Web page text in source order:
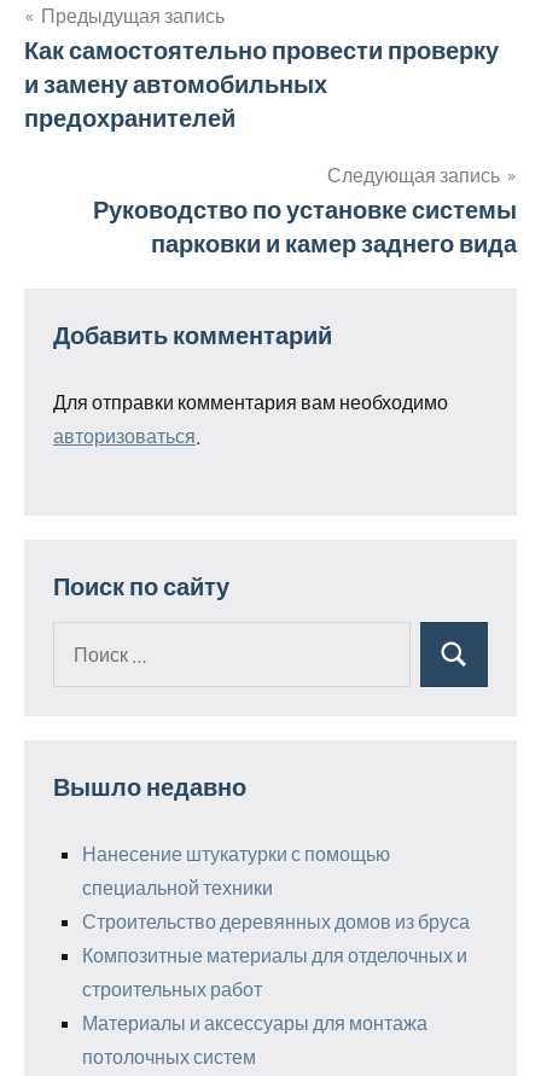
Навигация
по
Предыдущая запись
Как самостоятельно провести проверку
и замену автомобильных
предохранителей
Следующая запись
Руководство по установке системы
парковки и камер заднего вида
Добавить комментарий
Для отправки комментария вам необходимо
авторизоваться
Поиск по сайту
Поиск
Вышло недавно
Нанесение штукатурки с помощью
специальной техники
Строительство деревянных домов из бруса
Композитные материалы для отделочных и
строительных работ
Материалы и аксессуары для монтажа
потолочных систем